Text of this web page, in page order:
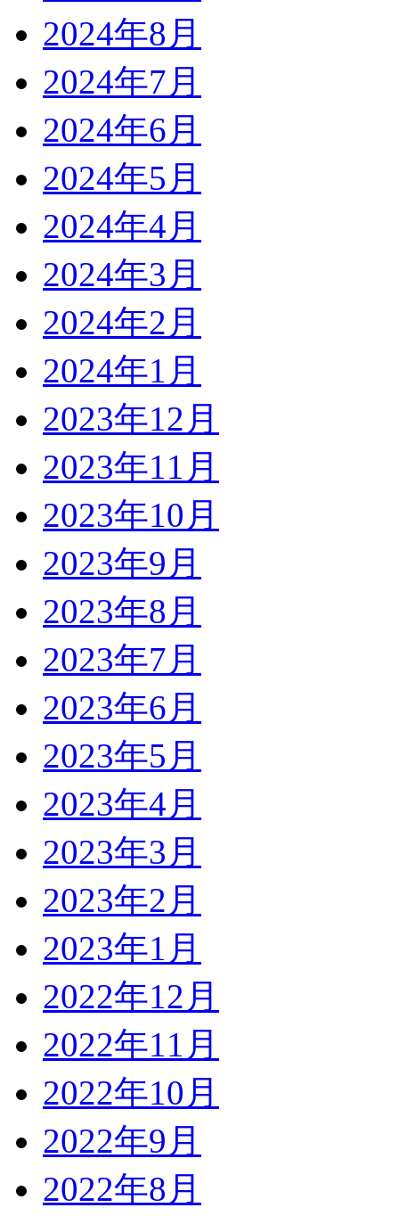
2024年8月
2024年7月
2024年6月
2024年5月
2024年4月
2024年3月
2024年2月
2024年1月
2023年12月
2023年11月
2023年10月
2023年9月
2023年8月
2023年7月
2023年6月
2023年5月
2023年4月
2023年3月
2023年2月
2023年1月
2022年12月
2022年11月
2022年10月
2022年9月
2022年8月